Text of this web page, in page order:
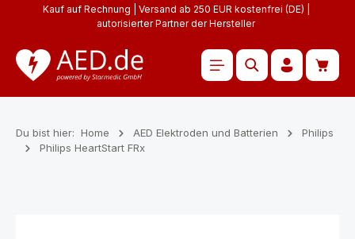
Zum Hauptinhalt springen
Kauf auf Rechnung | Versand ab 250 EUR kostenfrei (DE) |
autorisierter Partner der Hersteller
Du bist hier: Home AED Elektroden und Batterien
Philips
Philips HeartStart FRx